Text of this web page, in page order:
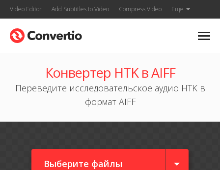
Video Editor Add Subtitles to Video Compress Video Ещё
Конвертер HTK в AIFF
Переведите исследовательское аудио HTK в
формат AIFF
Выберите файлы